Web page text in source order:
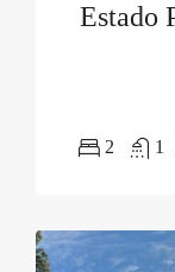
Estado
2 1